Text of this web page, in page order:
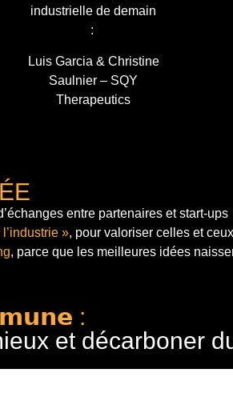
industrielle de demain
:
Luis Garcia & Christine
Saulnier – SQY
Therapeutics
entre partenaires et start-ups
», pour valoriser celles et
, parce que les meilleures idées
:
et décarboner